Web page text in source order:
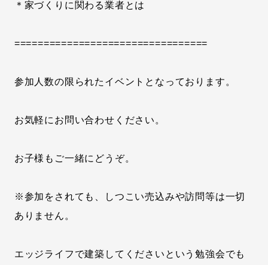
＊家づくりに関わる業者とは
=================================
参加人数の限られたイベントとなっております。
お気軽にお問い合わせください。
お子様もご一緒にどうぞ。
※参加をされても、しつこい売込みや訪問等は一切
ありません。
エッジライフで建築してくださいという勉強会でも